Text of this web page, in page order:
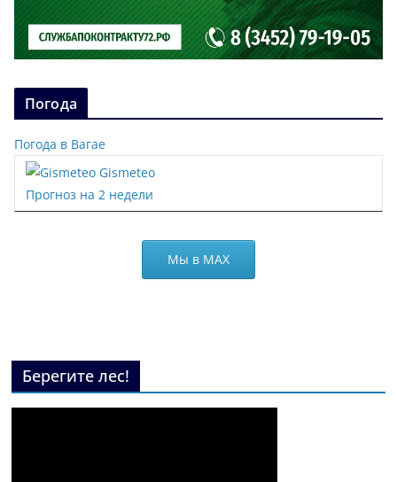
Погода
Погода в Вагае
Gismeteo
Прогноз на 2 недели
Мы в МАХ
Берегите лес!